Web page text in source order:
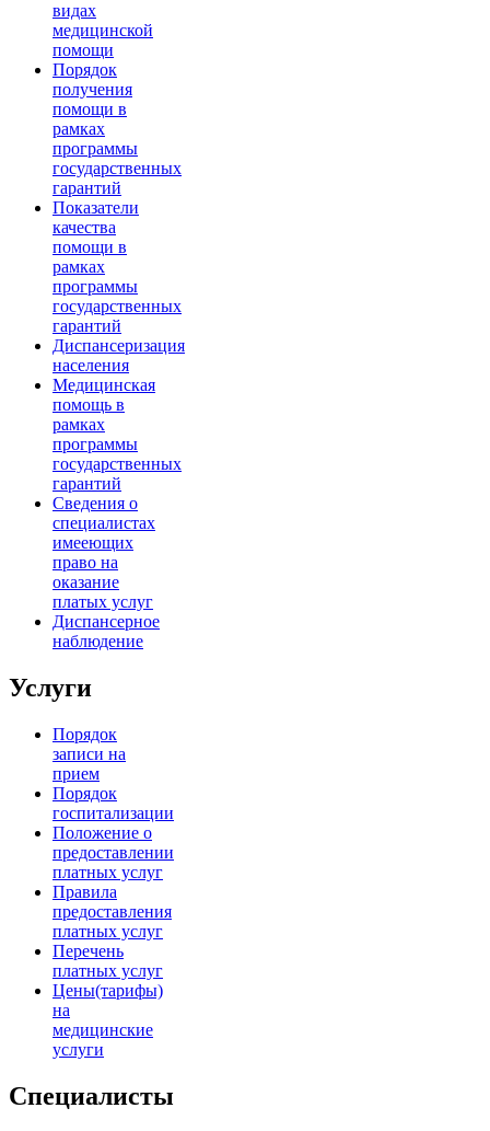
видах
медицинской
помощи
Порядок
получения
помощи в
рамках
программы
государственных
гарантий
Показатели
качества
помощи в
рамках
программы
государственных
гарантий
Диспансеризация
населения
Медицинская
помощь в
рамках
программы
государственных
гарантий
Сведения о
специалистах
имееющих
право на
оказание
платых услуг
Диспансерное
наблюдение
Услуги
Порядок
записи на
прием
Порядок
госпитализации
Положение о
предоставлении
платных услуг
Правила
предоставления
платных услуг
Перечень
платных услуг
Цены(тарифы)
на
медицинские
услуги
Специалисты